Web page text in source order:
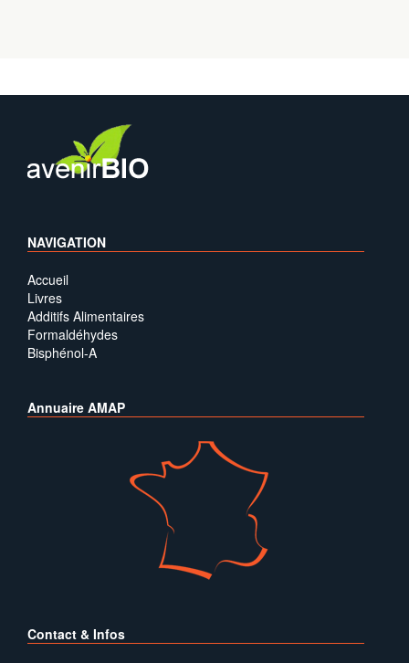
NAVIGATION
Accueil
Livres
Additifs Alimentaires
Formaldéhydes
Bisphénol-A
Annuaire AMAP
Contact & Infos